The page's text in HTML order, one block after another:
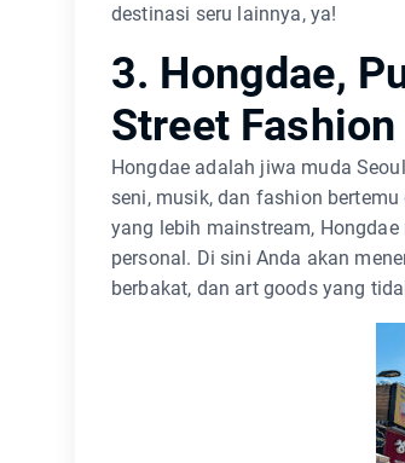
destinasi seru lainnya, ya!
3. Hongdae,
Street
Hongdae adalah jiwa muda
seni, musik, dan fashion
yang lebih mainstream,
personal. Di sini Anda akan
berbakat, dan art goods yang